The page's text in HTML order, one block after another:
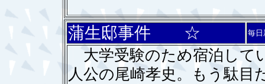
蒲生邸事件 ☆ 毎日
大学受験のため宿泊して
人公の尾崎孝史。もう駄